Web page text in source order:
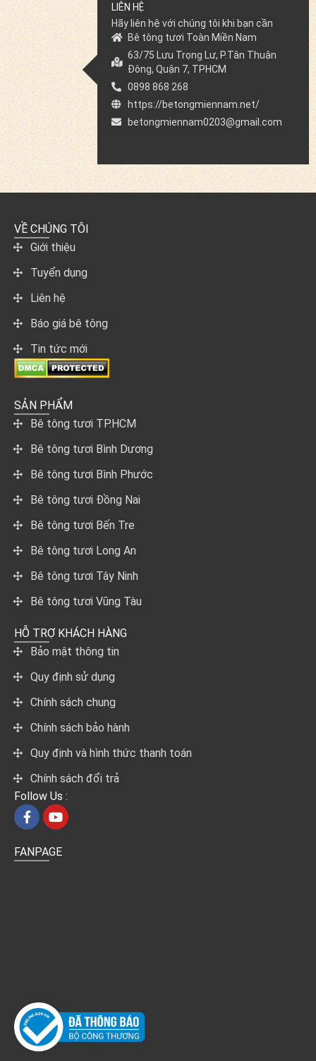
LIÊN HỆ
Hãy liên hệ với chúng tôi khi bạn cần
Bê tông tươi Toàn Miền Nam
63/75 Lưu Trọng Lư, P.Tân Thuận
Đông, Quận 7, TPHCM
0898 868 268
https://betongmiennam.net/
betongmiennam0203@gmail.com
VỀ CHÚNG TÔI
Giới thiệu
Tuyển dụng
Liên hệ
Báo giá bê tông
Tin tức mới
SẢN PHẨM
Bê tông tươi TP.HCM
Bê tông tươi Bình Dương
Bê tông tươi Bình Phước
Bê tông tươi Đồng Nai
Bê tông tươi Bến Tre
Bê tông tươi Long An
Bê tông tươi Tây Ninh
Bê tông tươi Vũng Tàu
HỖ TRỢ KHÁCH HÀNG
Bảo mật thông tin
Quy định sử dụng
Chính sách chung
Chính sách bảo hành
Quy định và hình thức thanh toán
Chính sách đổi trả
Follow Us :
FANPAGE